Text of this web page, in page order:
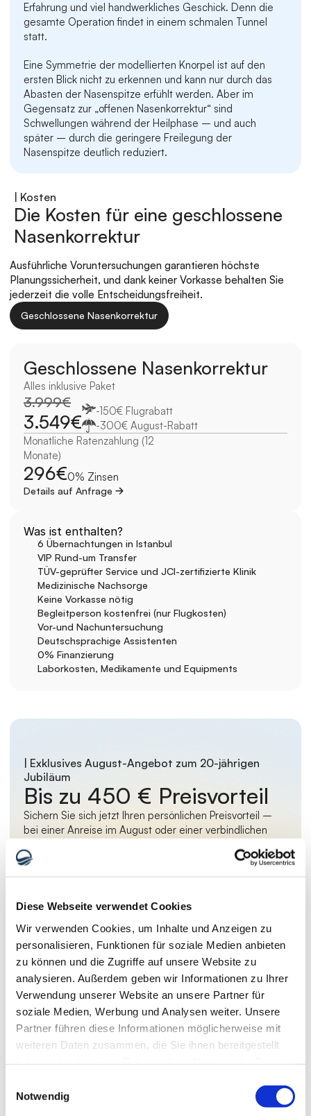
Diese Webseite verwendet Cookies
Wir verwenden Cookies, um Inhalte und Anzeigen zu
personalisieren, Funktionen für soziale Medien anbieten
zu können und die Zugriffe auf unsere Website zu
analysieren. Außerdem geben wir Informationen zu Ihrer
Verwendung unserer Website an unsere Partner für
soziale Medien, Werbung und Analysen weiter. Unsere
Partner führen diese Informationen möglicherweise mit
weiteren Daten zusammen, die Sie ihnen bereitgestellt
Notwendig
Erfahrung und viel handwerkliches Geschick. Denn die
gesamte Operation findet in einem schmalen Tunnel
statt.
Eine Symmetrie der modellierten Knorpel ist auf den
ersten Blick nicht zu erkennen und kann nur durch das
Abasten der Nasenspitze erfühlt werden. Aber im
Gegensatz zur „offenen Nasenkorrektur“ sind
Schwellungen während der Heilphase – und auch
später – durch die geringere Freilegung der
Nasenspitze deutlich reduziert.
| Kosten
Die Kosten für eine geschlossene
Nasenkorrektur
Ausführliche Voruntersuchungen garantieren höchste
Planungssicherheit, und dank keiner Vorkasse behalten Sie
jederzeit die volle Entscheidungsfreiheit.
Geschlossene Nasenkorrektur
Geschlossene Nasenkorrektur
Alles inklusive Paket
3.999€
3.549€
-150€ Flugrabatt
-300€ August-Rabatt
Monatliche Ratenzahlung (12
Monate)
296€0% Zinsen
Details auf Anfrage
6 Übernachtungen in Istanbul
VIP Rund-um Transfer
TÜV-geprüfter Service und JCI-zertifizierte Klinik
Medizinische Nachsorge
Keine Vorkasse nötig
Begleitperson kostenfrei (nur Flugkosten)
Vor-und Nachuntersuchung
Deutschsprachige Assistenten
0% Finanzierung
Laborkosten, Medikamente und Equipments
Was ist enthalten?
| Exklusives August-Angebot zum 20-jährigen
Jubiläum
Bis zu 450 € Preisvorteil
Sichern Sie sich jetzt Ihren persönlichen Preisvorteil –
bei einer Anreise im August oder einer verbindlichen
| Vor und nach der Operation
Geschlossene Nasen OP vor und
nach der Operation